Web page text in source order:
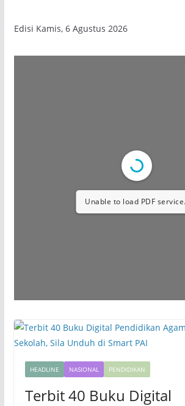
Edisi Kamis, 6 Agustus 2026
Unable to load PDF
HEADLINE NASIONAL PENDIDIKAN
Terbit 40 Buku Digital